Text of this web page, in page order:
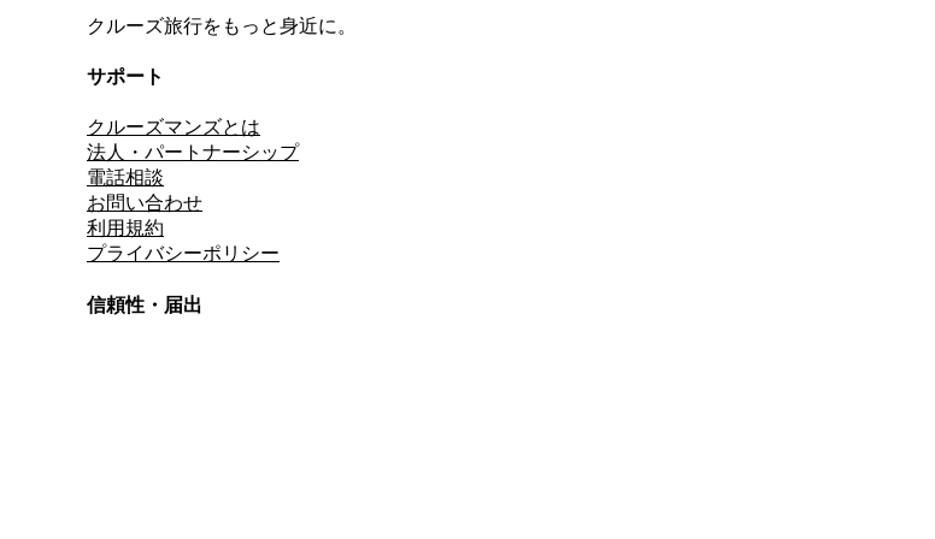
クルーズ旅行をもっと身近に。
サポート
クルーズマンズとは
法人・パートナーシップ
電話相談
お問い合わせ
利用規約
プライバシーポリシー
信頼性・届出